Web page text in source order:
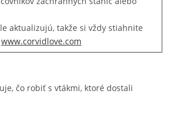
aktualizujú, takže si vždy stiahnite
www.corvidlove.com
čo robiť s vtákmi, ktoré dostali